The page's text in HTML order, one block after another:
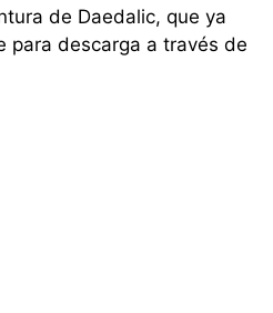
de Daedalic, que ya
para descarga a través de